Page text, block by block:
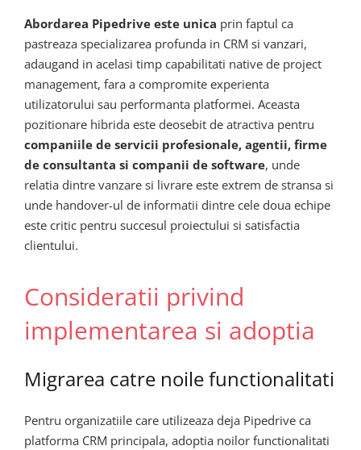
Abordarea Pipedrive este unica prin faptul ca
pastreaza specializarea profunda in CRM si vanzari,
adaugand in acelasi timp capabilitati native de project
management, fara a compromite experienta
utilizatorului sau performanta platformei. Aceasta
pozitionare hibrida este deosebit de atractiva pentru
companiile de servicii profesionale, agentii, firme
de consultanta si companii de software, unde
relatia dintre vanzare si livrare este extrem de stransa si
unde handover-ul de informatii dintre cele doua echipe
este critic pentru succesul proiectului si satisfactia
clientului.
Consideratii privind
implementarea si adoptia
Migrarea catre noile functionalitati
Pentru organizatiile care utilizeaza deja Pipedrive ca
platforma CRM principala, adoptia noilor functionalitati